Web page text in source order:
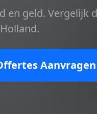
en geld. Vergelijk
Aanvragen